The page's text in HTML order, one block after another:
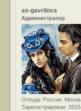
as-gavrilova
Администратор
Откуда: Россия,
Зарегистрирован: